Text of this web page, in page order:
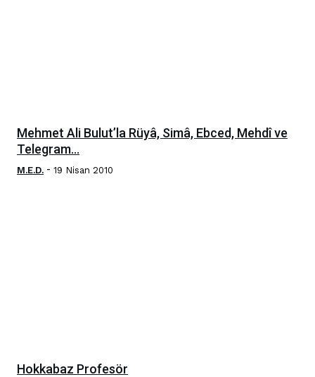
Mehmet Ali Bulut’la Rüyâ, Simâ, Ebced, Mehdî ve
Telegram...
M.E.D. - 19 Nisan 2010
Hokkabaz Profesör